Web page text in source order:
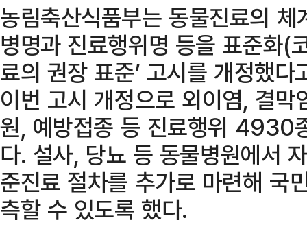
농림축산식품부는 동물진료의
병명과 진료행위명 등을 표준화(
료의 권장 표준’ 고시를 개정했다
이번 고시 개정으로 외이염, 결
원, 예방접종 등 진료행위 4930
다. 설사, 당뇨 등 동물병원에서
준진료 절차를 추가로 마련해 국
측할 수 있도록 했다.